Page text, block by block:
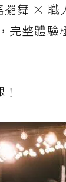
舞 × 職
完整體驗